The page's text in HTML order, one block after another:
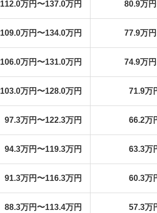
112.0万円〜137.0万円 80.9万
109.0万円〜134.0万円 77.9万
106.0万円〜131.0万円 74.9万
103.0万円〜128.0万円 71.9万
97.3万円〜122.3万円 66.2万
94.3万円〜119.3万円 63.3万
91.3万円〜116.3万円 60.3万
88.3万円〜113.4万円 57.3万